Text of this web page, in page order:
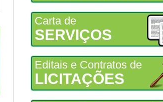
Carta de
SERVIÇOS
Editais e Contratos de
LICITAÇÕES